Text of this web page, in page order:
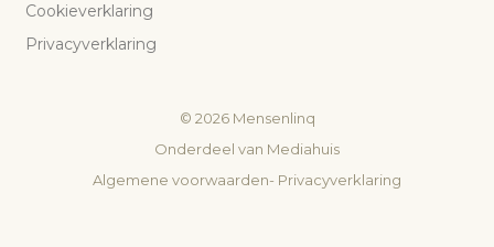
Cookieverklaring
Privacyverklaring
© 2026Mensenlinq
Onderdeel van Mediahuis
Algemene voorwaarden- Privacyverklaring